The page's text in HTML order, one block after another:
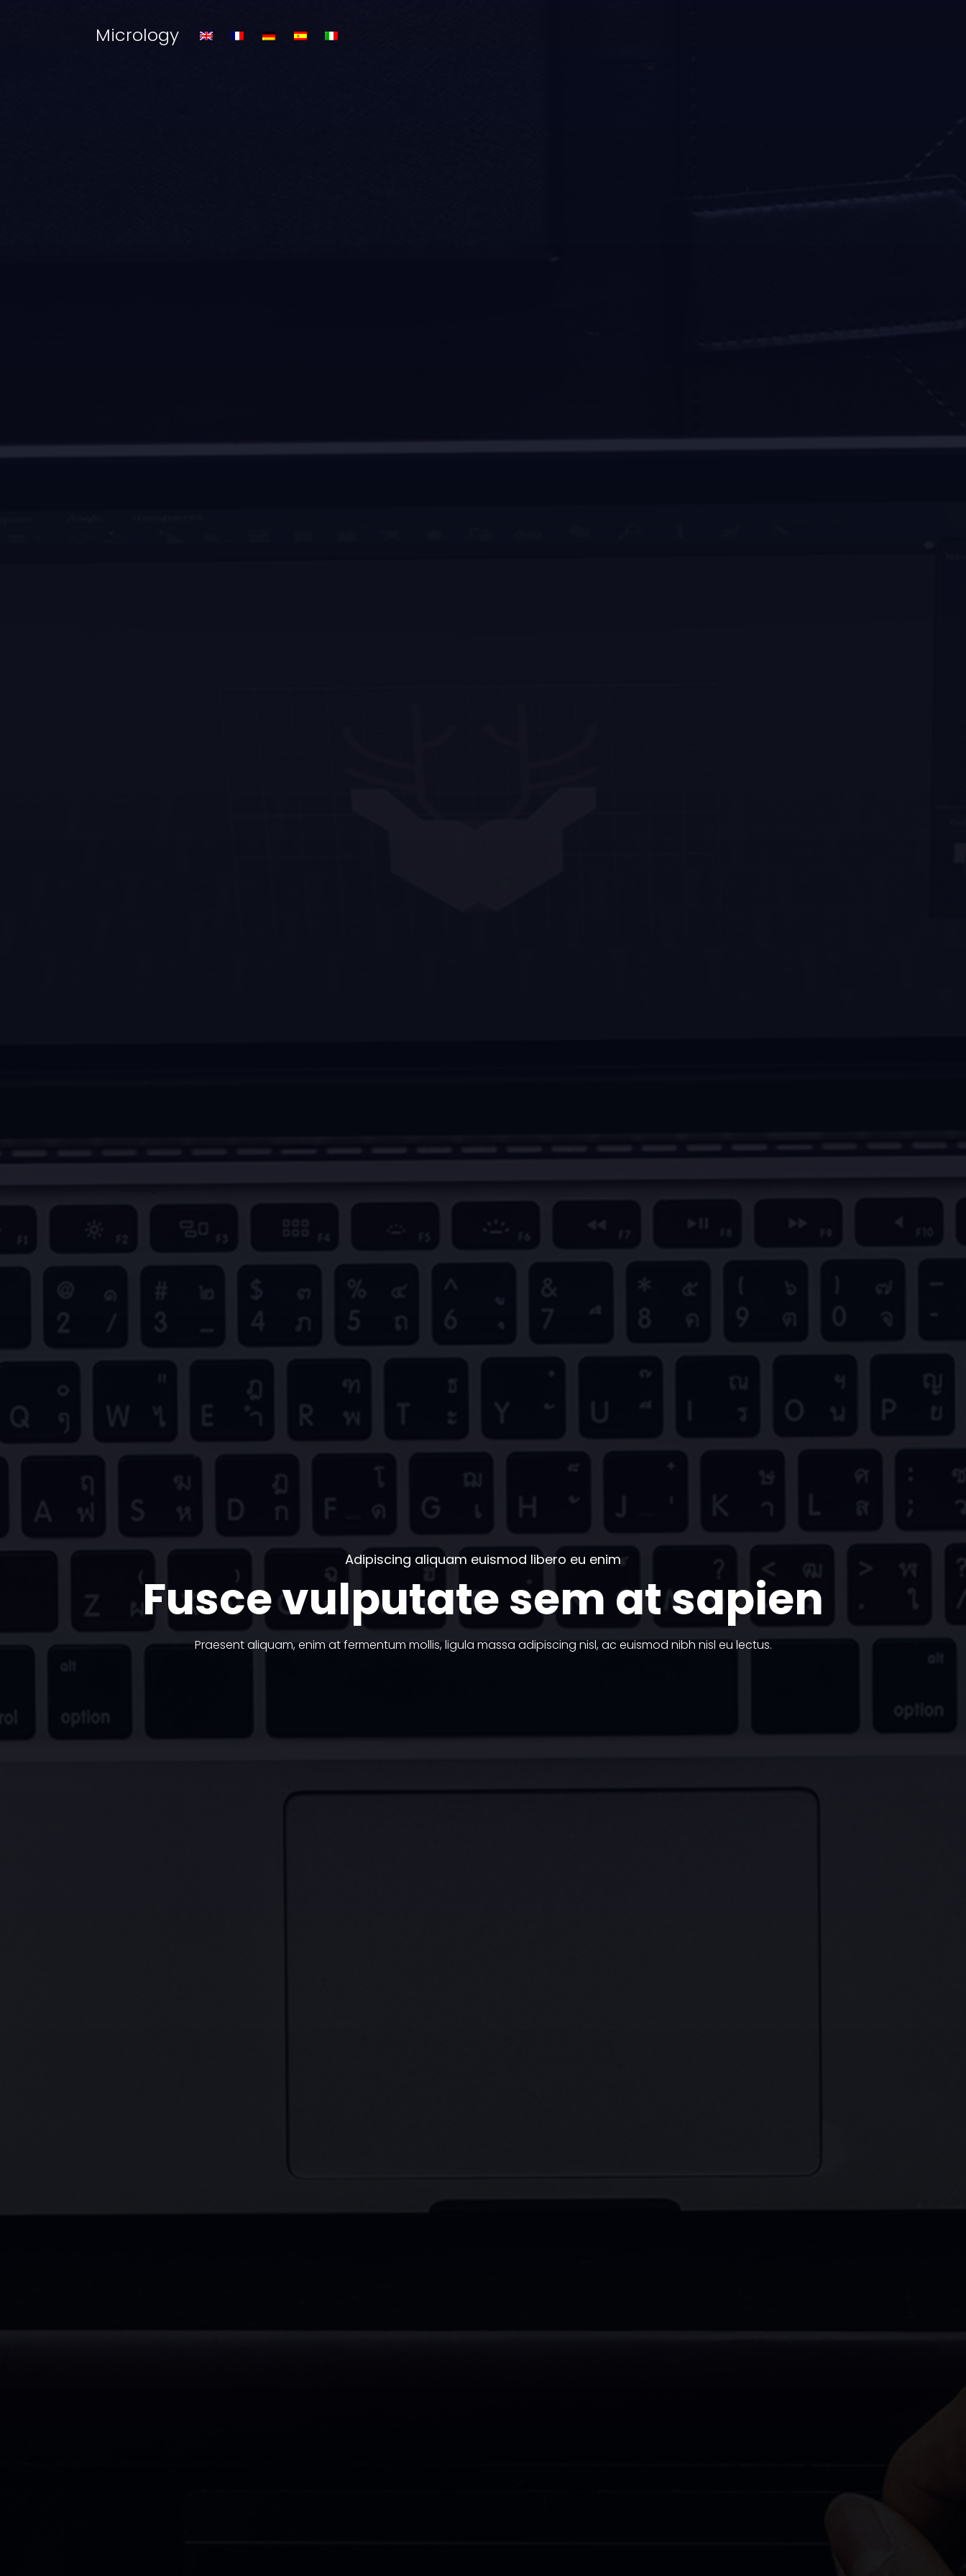
Micrology
Adipiscing aliquam euismod libero eu enim
Fusce vulputate sem at sapien
Praesent aliquam, enim at fermentum mollis, ligula massa adipiscing nisl, ac euismod nibh nisl eu lectus.